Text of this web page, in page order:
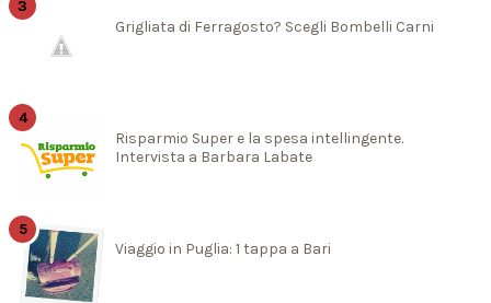
Grigliata di Ferragosto? Scegli Bombelli Carni
Risparmio Super e la spesa intellingente.
Intervista a Barbara Labate
Viaggio in Puglia: 1 tappa a Bari